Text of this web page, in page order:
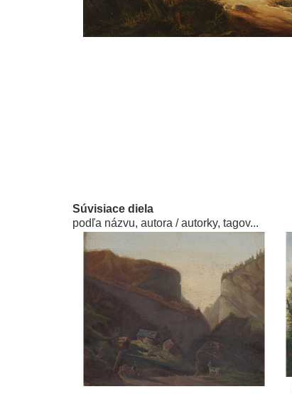
Súvisiace diela
podľa názvu, autora / autorky, tagov...